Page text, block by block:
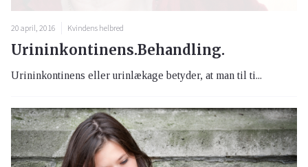
20 april, 2016 Kvindens helbred
Urininkontinens.Behandling.
Urininkontinens eller urinlækage betyder, at man til ti...